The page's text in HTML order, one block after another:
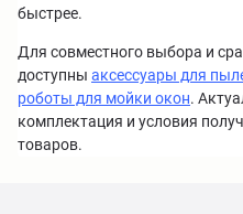
быстрее.
Для совместного выбора и
доступны аксессуары для
роботы для мойки окон.
комплектация и условия
товаров.